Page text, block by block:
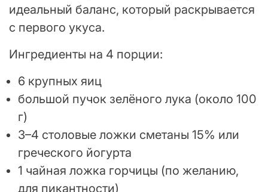
идеальный баланс, который раскрывается
с первого укуса.
Ингредиенты на 4 порции:
6 крупных яиц
большой пучок зелёного лука (около 100
г)
3–4 столовые ложки сметаны 15% или
греческого йогурта
1 чайная ложка горчицы (по желанию,
для пикантности)